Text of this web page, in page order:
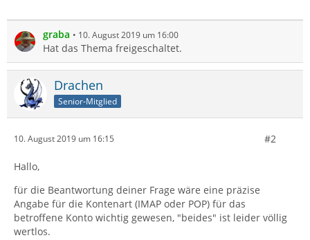
graba 10. August 2019 um 16:00
Hat das Thema freigeschaltet.
Drachen
Senior-Mitglied
10. August 2019 um 16:15 #2
Hallo,
für die Beantwortung deiner Frage wäre eine präzise
Angabe für die Kontenart (IMAP oder POP) für das
betroffene Konto wichtig gewesen, "beides" ist leider völlig
wertlos.